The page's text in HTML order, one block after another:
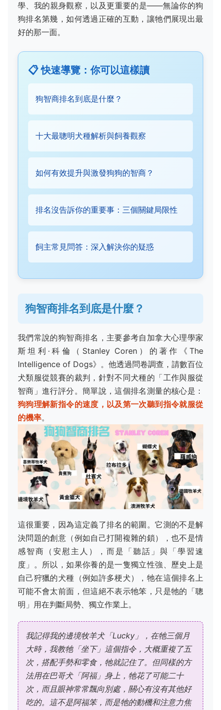
學、我的親身觀察，以及更重要的是——無論你的狗
狗排名第幾，如何透過正確的互動，讓牠們展現出最
好的那一面。
📋 快速導覽：你可以這樣讀
狗智商排名到底是什麼？
十大最聰明犬種解析與飼養觀察
如何有效提升與激發狗狗的智商？
排名沒告訴你的重要事：三個關鍵局限性
飼主常見問答：深入解決你的疑惑
狗智商排名到底是什麼？
我們常說的狗智商排名，主要參考自加拿大心理學家
斯坦利·科倫（Stanley Coren）的著作《The
Intelligence of Dogs》。他透過問卷調查，請數百位
犬類服從競賽的裁判，針對不同犬種的「工作與服從
智商」進行評分。簡單說，這個排名測量的核心是：
狗狗理解新指令的速度，以及第一次聽到指令就服從
的機率。
這很重要，因為這定義了排名的範圍。它測的不是解
決問題的創意（例如自己打開複雜的鎖），也不是情
感智商（安慰主人），而是「聽話」與「學習速
度」。所以，如果你養的是一隻獨立性強、歷史上是
自己狩獵的犬種（例如許多梗犬），牠在這個排名上
可能不會太前面，但這絕不表示牠笨，只是牠的「聰
明」用在判斷局勢、獨立作業上。
我記得我的邊境牧羊犬「Lucky」，在牠三個月
大時，我教牠「坐下」這個指令，大概重複了五
次，搭配手勢和零食，牠就記住了。但同樣的方
法用在巴哥犬「阿福」身上，牠花了可能二十
次，而且眼神常常飄向別處，關心有沒有其他好
吃的。這不是阿福笨，而是牠的動機和注意力焦